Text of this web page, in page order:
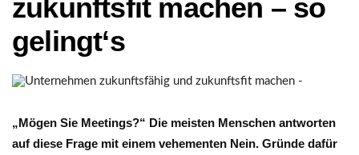
zukunftsfit machen – so
gelingt‘s
„Mögen Sie Meetings?“ Die meisten Menschen antworten
auf diese Frage mit einem vehementen Nein. Gründe dafür